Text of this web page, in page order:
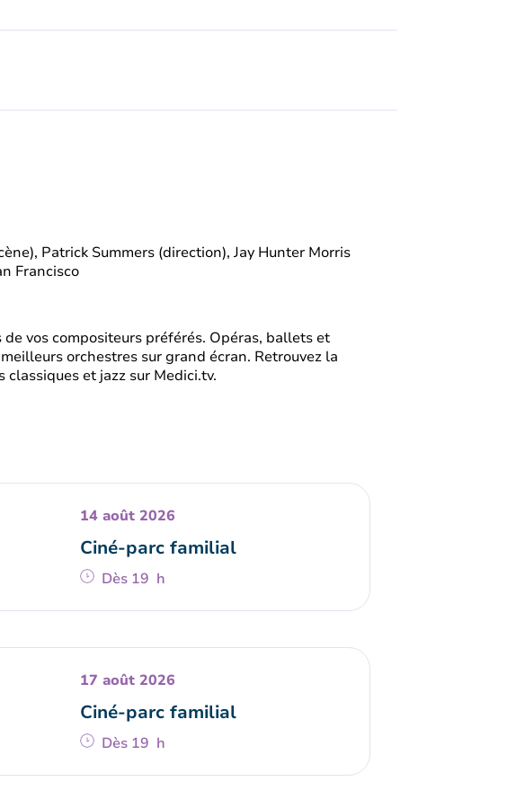
Patrick Summers (direction), Jay Hunter Morris
Francisco
vos compositeurs préférés. Opéras, ballets et
orchestres sur grand écran. Retrouvez la
et jazz sur Medici.tv.
14 août 2026
Ciné-parc familial
Dès 19 h
17 août 2026
Ciné-parc familial
Dès 19 h